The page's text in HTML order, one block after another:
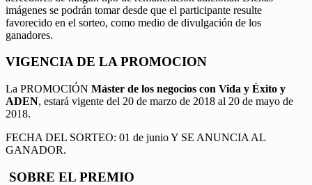
imágenes se podrán tomar desde que el participante resulte
favorecido en el sorteo, como medio de divulgación de los
ganadores.
VIGENCIA DE LA PROMOCION
La PROMOCIÓN Máster de los negocios con Vida y Éxito y
ADEN, estará vigente del 20 de marzo de 2018 al 20 de mayo de
2018.
FECHA DEL SORTEO: 01 de junio Y SE ANUNCIA AL
GANADOR.
SOBRE EL PREMIO